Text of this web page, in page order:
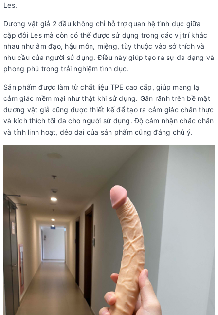
Les.
Dương vật giả 2 đầu không chỉ hỗ trợ quan hệ tình dục giữa
cặp đôi Les mà còn có thể được sử dụng trong các vị trí khác
nhau như âm đạo, hậu môn, miệng, tùy thuộc vào sở thích và
nhu cầu của người sử dụng. Điều này giúp tạo ra sự đa dạng và
phong phú trong trải nghiệm tình dục.
Sản phẩm được làm từ chất liệu TPE cao cấp, giúp mang lại
cảm giác mềm mại như thật khi sử dụng. Gân rãnh trên bề mặt
dương vật giả cũng được thiết kế để tạo ra cảm giác chân thực
và kích thích tối đa cho người sử dụng. Độ cảm nhận chắc chắn
và tính linh hoạt, dẻo dai của sản phẩm cũng đáng chú ý.